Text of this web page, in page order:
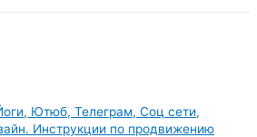
Ютюб, Телеграм, Соц сети,
Инструкции по продвижению